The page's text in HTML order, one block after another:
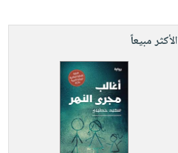
الأكثر مبيعاً